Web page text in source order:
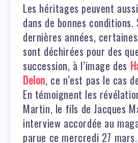
Les héritages peuvent
dans de bonnes conditions.
dernières années,
sont déchirées pour des
succession, à l’image des
Delon, ce n’est pas le cas
En témoignent les
Martin, le fils de Jacques
interview accordée au
parue ce mercredi 27